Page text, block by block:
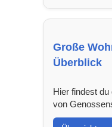
Große
Überblick
Hier findest
von